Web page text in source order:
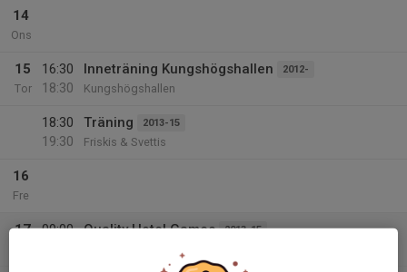
14
Ons
15
Tor
16:30
18:30
Inneträning Kungshögshallen 2012-
Kungshögshallen
18:30
19:30
Träning 2013-15
Friskis & Svettis
16
Fre
17
09:00
Quality Hotel Games 2013-15